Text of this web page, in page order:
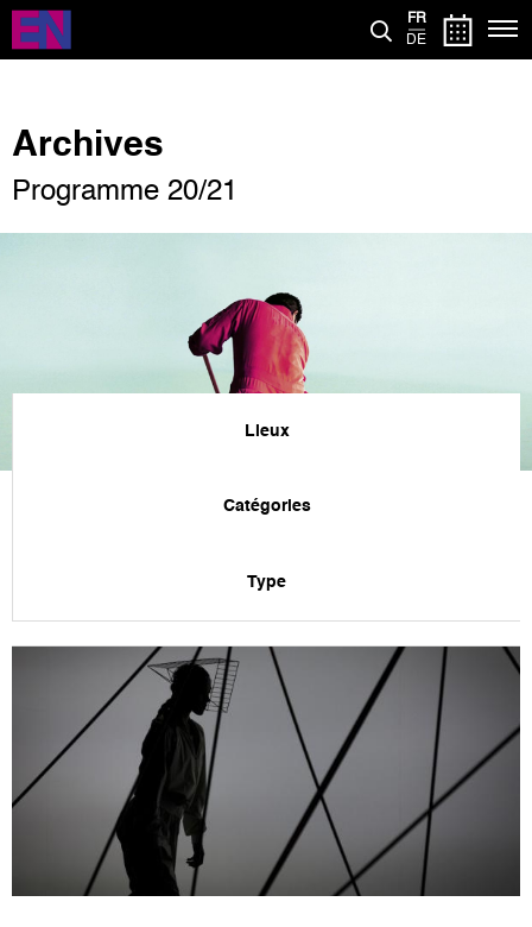
Aller
contenu
FR
DE
Archives
Programme 20/21
Lieux
Catégories
Type